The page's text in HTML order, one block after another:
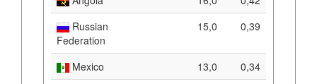
Russian
Federation
15,0 0,39
Mexico 13,0
0,34